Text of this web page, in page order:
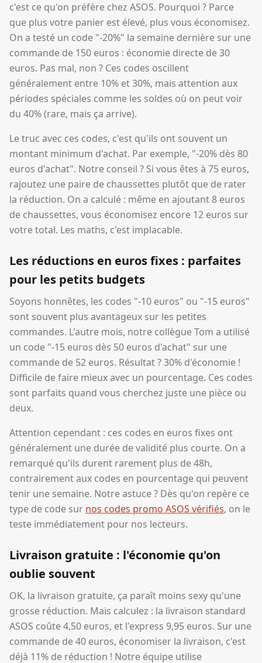
c'est ce qu'on préfère chez ASOS. Pourquoi ? Parce
que plus votre panier est élevé, plus vous économisez.
On a testé un code "-20%" la semaine dernière sur une
commande de 150 euros : économie directe de 30
euros. Pas mal, non ? Ces codes oscillent
généralement entre 10% et 30%, mais attention aux
périodes spéciales comme les soldes où on peut voir
du 40% (rare, mais ça arrive).
Le truc avec ces codes, c'est qu'ils ont souvent un
montant minimum d'achat. Par exemple, "-20% dès 80
euros d'achat". Notre conseil ? Si vous êtes à 75 euros,
rajoutez une paire de chaussettes plutôt que de rater
la réduction. On a calculé : même en ajoutant 8 euros
de chaussettes, vous économisez encore 12 euros sur
votre total. Les maths, c'est implacable.
Les réductions en euros fixes : parfaites
pour les petits budgets
Soyons honnêtes, les codes "-10 euros" ou "-15 euros"
sont souvent plus avantageux sur les petites
commandes. L'autre mois, notre collègue Tom a utilisé
un code "-15 euros dès 50 euros d'achat" sur une
commande de 52 euros. Résultat ? 30% d'économie !
Difficile de faire mieux avec un pourcentage. Ces codes
sont parfaits quand vous cherchez juste une pièce ou
deux.
Attention cependant : ces codes en euros fixes ont
généralement une durée de validité plus courte. On a
remarqué qu'ils durent rarement plus de 48h,
contrairement aux codes en pourcentage qui peuvent
tenir une semaine. Notre astuce ? Dès qu'on repère ce
type de code sur nos codes promo ASOS vérifiés, on le
teste immédiatement pour nos lecteurs.
Livraison gratuite : l'économie qu'on
oublie souvent
OK, la livraison gratuite, ça paraît moins sexy qu'une
grosse réduction. Mais calculez : la livraison standard
ASOS coûte 4,50 euros, et l'express 9,95 euros. Sur une
commande de 40 euros, économiser la livraison, c'est
déjà 11% de réduction ! Notre équipe utilise